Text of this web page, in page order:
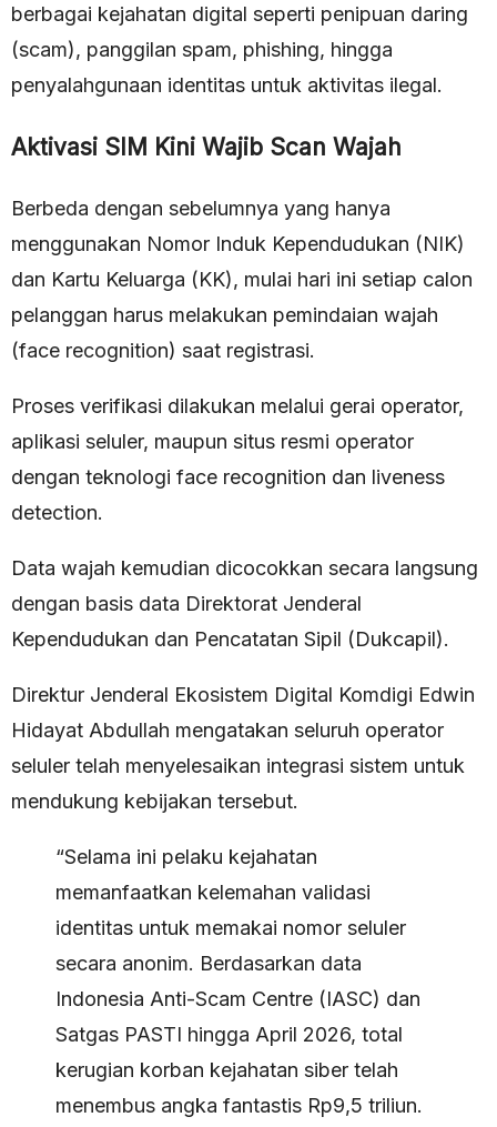
berbagai kejahatan digital seperti penipuan daring
(scam), panggilan spam, phishing, hingga
penyalahgunaan identitas untuk aktivitas ilegal.
Aktivasi SIM Kini Wajib Scan Wajah
Berbeda dengan sebelumnya yang hanya
menggunakan Nomor Induk Kependudukan (NIK)
dan Kartu Keluarga (KK), mulai hari ini setiap calon
pelanggan harus melakukan pemindaian wajah
(face recognition) saat registrasi.
Proses verifikasi dilakukan melalui gerai operator,
aplikasi seluler, maupun situs resmi operator
dengan teknologi face recognition dan liveness
detection.
Data wajah kemudian dicocokkan secara langsung
dengan basis data Direktorat Jenderal
Kependudukan dan Pencatatan Sipil (Dukcapil).
Direktur Jenderal Ekosistem Digital Komdigi Edwin
Hidayat Abdullah mengatakan seluruh operator
seluler telah menyelesaikan integrasi sistem untuk
mendukung kebijakan tersebut.
“Selama ini pelaku kejahatan
memanfaatkan kelemahan validasi
identitas untuk memakai nomor seluler
secara anonim. Berdasarkan data
Indonesia Anti-Scam Centre (IASC) dan
Satgas PASTI hingga April 2026, total
kerugian korban kejahatan siber telah
menembus angka fantastis Rp9,5 triliun.